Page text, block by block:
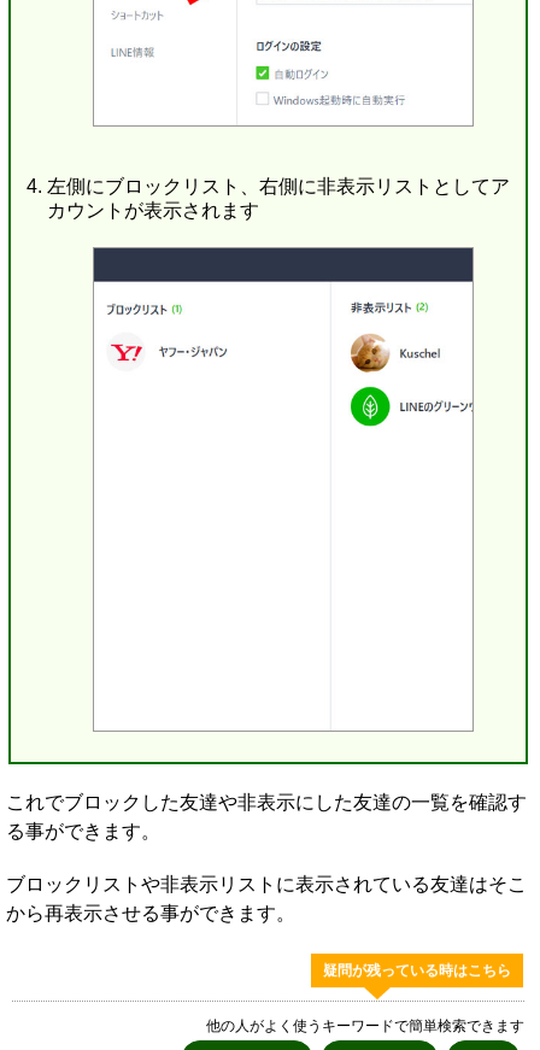
左側にブロックリスト、右側に非表示リストとしてア
カウントが表示されます
これでブロックした友達や非表示にした友達の一覧を確認す
る事ができます。
ブロックリストや非表示リストに表示されている友達はそこ
から再表示させる事ができます。
疑問が残っている時はこちら
他の人がよく使うキーワードで簡単検索できます